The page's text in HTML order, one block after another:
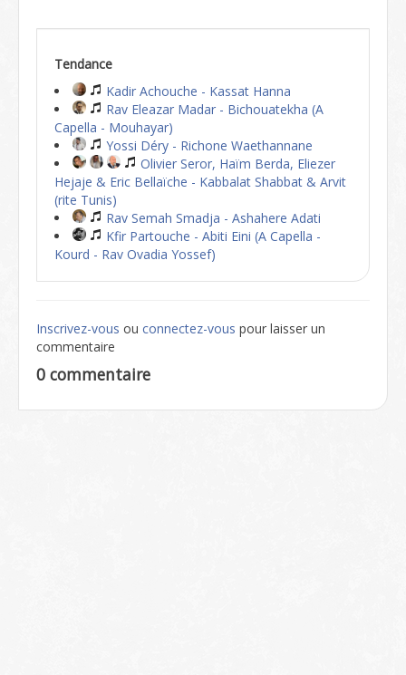
Tendance
Kadir Achouche - Kassat Hanna
Rav Eleazar Madar - Bichouatekha (A
Capella - Mouhayar)
Yossi Déry - Richone Waethannane
Olivier Seror, Haïm Berda, Eliezer
Hejaje & Eric Bellaïche - Kabbalat Shabbat & Arvit
(rite Tunis)
Rav Semah Smadja - Ashahere Adati
Kfir Partouche - Abiti Eini (A Capella -
Kourd - Rav Ovadia Yossef)
Inscrivez-vous ou connectez-vous pour laisser un
commentaire
0 commentaire